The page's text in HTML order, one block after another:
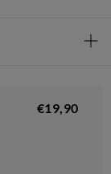
€19,90